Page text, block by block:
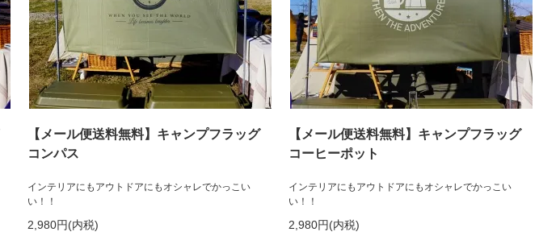
【メール便送料無料】キャンプフラッグ
コンパス
インテリアにもアウトドアにもオシャレでかっこい
い！！
2,980円(内税)
【メール便送料無料】キャンプフラッグ
コーヒーポット
インテリアにもアウトドアにもオシャレでかっこい
い！！
2,980円(内税)